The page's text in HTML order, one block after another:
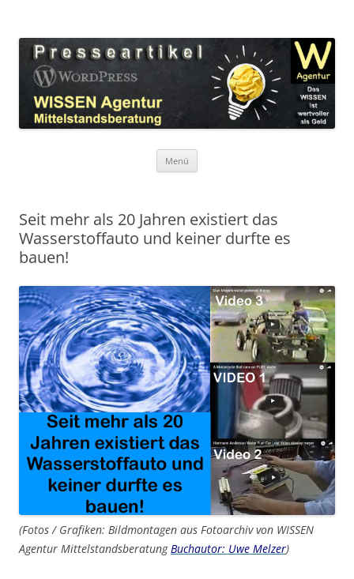
Agentur
Menü
Seit mehr als 20 Jahren existiert das
Wasserstoffauto und keiner durfte es
bauen!
(Fotos / Grafiken: Bildmontagen aus Fotoarchiv von WISSEN
Agentur MittelstandsberatungBuchautor: Uwe Melzer)